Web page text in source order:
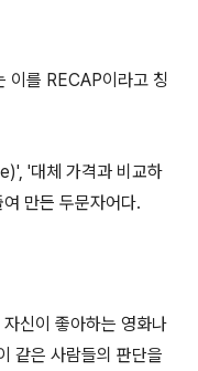
이를 RECAP이라고 칭
'대체 가격과 비교하
만든 두문자어다.
신이 좋아하는 영화나
같은 사람들의 판단을